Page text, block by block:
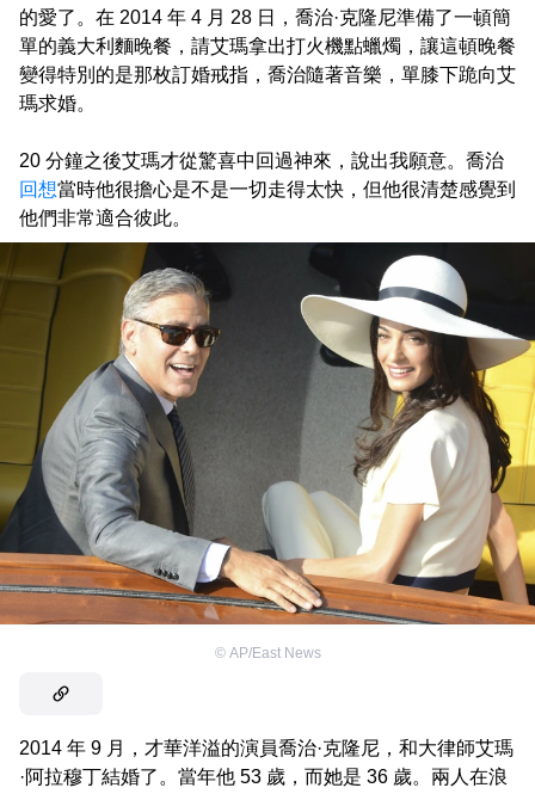
的愛了。在 2014 年 4 月 28 日，喬治·克隆尼準備了一頓簡
單的義大利麵晚餐，請艾瑪拿出打火機點蠟燭，讓這頓晚餐
變得特別的是那枚訂婚戒指，喬治隨著音樂，單膝下跪向艾
瑪求婚。
20 分鐘之後艾瑪才從驚喜中回過神來，說出我願意。喬治
回想當時他很擔心是不是一切走得太快，但他很清楚感覺到
他們非常適合彼此。
© AP/East News
2014 年 9 月，才華洋溢的演員喬治·克隆尼，和大律師艾瑪
·阿拉穆丁結婚了。當年他 53 歲，而她是 36 歲。兩人在浪